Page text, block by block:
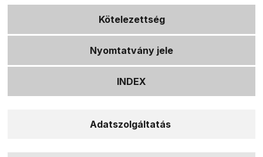
Kötelezettség
Nyomtatvány jele
INDEX
Adatszolgáltatás